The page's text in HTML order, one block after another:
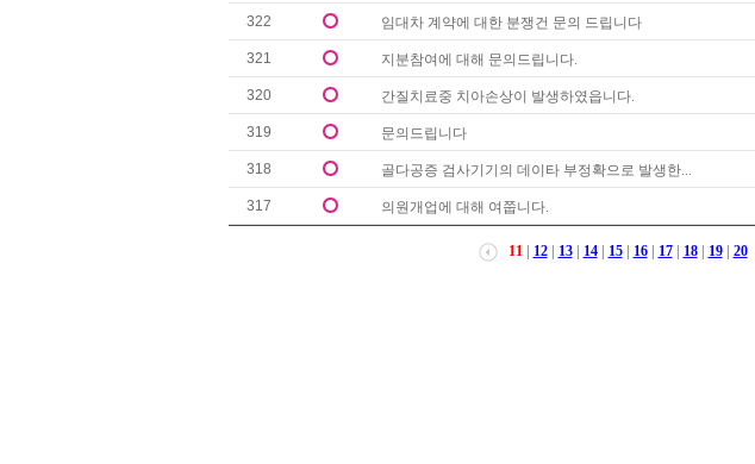
322 임대차 계약에 대한 분쟁건 문의 드립니다
321 지분참여에 대해 문의드립니다.
320 간질치료중 치아손상이 발생하였읍니다.
319 문의드립니다
318 골다공증 검사기기의 데이타 부정확으로 발생한...
317 의원개업에 대해 여쭙니다.
11| 12| 13| 14| 15| 16| 17| 18| 19| 20